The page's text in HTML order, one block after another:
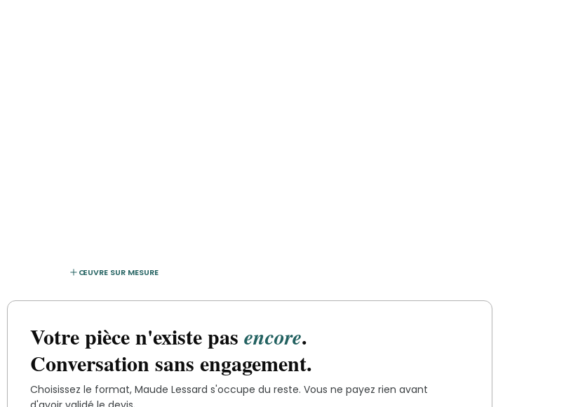
ŒUVRE SUR MESURE
Votre pièce n'existe pas encore.
Conversation sans engagement.
Choisissez le format, Maude Lessard s'occupe du reste. Vous ne payez rien avant